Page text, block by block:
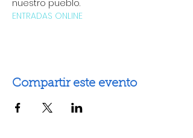
nuestro pueblo.
ENTRADAS ONLINE
Compartir este evento